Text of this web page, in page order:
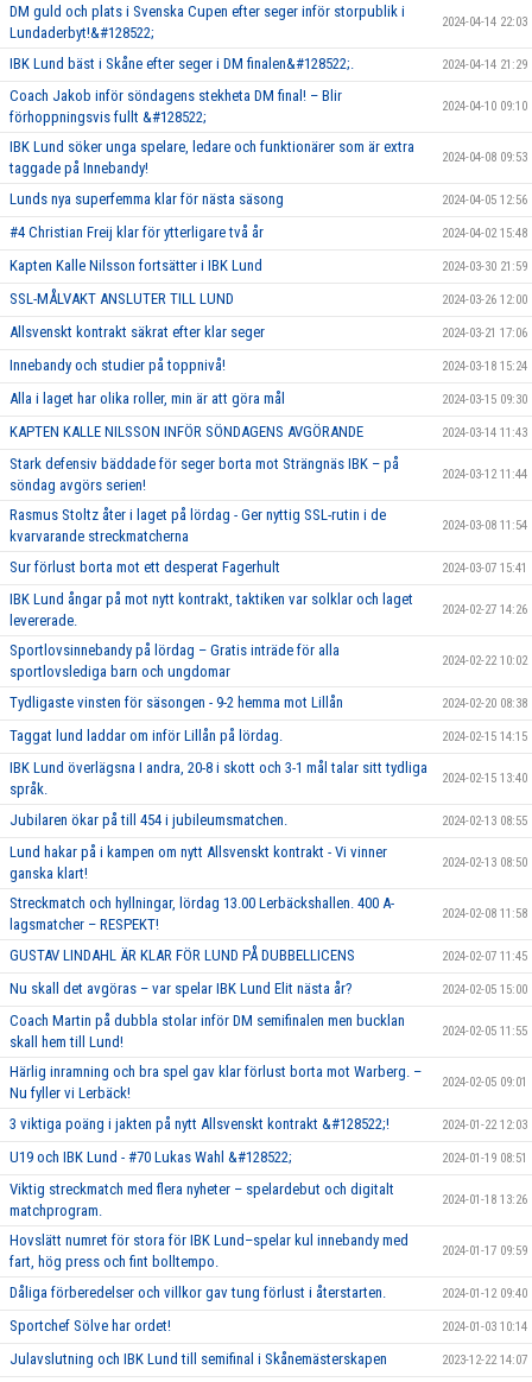
DM guld och plats i Svenska Cupen efter seger inför storpublik i
Lundaderbyt!&#128522;
2024-04-14 22:03
IBK Lund bäst i Skåne efter seger i DM finalen&#128522;. 2024-04-14 21:29
Coach Jakob inför söndagens stekheta DM final! – Blir
förhoppningsvis fullt &#128522;
2024-04-10 09:10
IBK Lund söker unga spelare, ledare och funktionärer som är extra
taggade på Innebandy!
2024-04-08 09:53
Lunds nya superfemma klar för nästa säsong 2024-04-05 12:56
#4 Christian Freij klar för ytterligare två år 2024-04-02 15:48
Kapten Kalle Nilsson fortsätter i IBK Lund 2024-03-30 21:59
SSL-MÅLVAKT ANSLUTER TILL LUND 2024-03-26 12:00
Allsvenskt kontrakt säkrat efter klar seger 2024-03-21 17:06
Innebandy och studier på toppnivå! 2024-03-18 15:24
Alla i laget har olika roller, min är att göra mål 2024-03-15 09:30
KAPTEN KALLE NILSSON INFÖR SÖNDAGENS AVGÖRANDE 2024-03-14 11:43
Stark defensiv bäddade för seger borta mot Strängnäs IBK – på
söndag avgörs serien!
2024-03-12 11:44
Rasmus Stoltz åter i laget på lördag - Ger nyttig SSL-rutin i de
kvarvarande streckmatcherna
2024-03-08 11:54
Sur förlust borta mot ett desperat Fagerhult 2024-03-07 15:41
IBK Lund ångar på mot nytt kontrakt, taktiken var solklar och laget
levererade.
2024-02-27 14:26
Sportlovsinnebandy på lördag – Gratis inträde för alla
sportlovslediga barn och ungdomar
2024-02-22 10:02
Tydligaste vinsten för säsongen - 9-2 hemma mot Lillån 2024-02-20 08:38
Taggat lund laddar om inför Lillån på lördag. 2024-02-15 14:15
IBK Lund överlägsna I andra, 20-8 i skott och 3-1 mål talar sitt tydliga
språk.
2024-02-15 13:40
Jubilaren ökar på till 454 i jubileumsmatchen. 2024-02-13 08:55
Lund hakar på i kampen om nytt Allsvenskt kontrakt - Vi vinner
ganska klart!
2024-02-13 08:50
Streckmatch och hyllningar, lördag 13.00 Lerbäckshallen. 400 A-
lagsmatcher – RESPEKT!
2024-02-08 11:58
GUSTAV LINDAHL ÄR KLAR FÖR LUND PÅ DUBBELLICENS 2024-02-07 11:45
Nu skall det avgöras – var spelar IBK Lund Elit nästa år? 2024-02-05 15:00
Coach Martin på dubbla stolar inför DM semifinalen men bucklan
skall hem till Lund!
2024-02-05 11:55
Härlig inramning och bra spel gav klar förlust borta mot Warberg. –
Nu fyller vi Lerbäck!
2024-02-05 09:01
3 viktiga poäng i jakten på nytt Allsvenskt kontrakt &#128522;! 2024-01-22 12:03
U19 och IBK Lund - #70 Lukas Wahl &#128522; 2024-01-19 08:51
Viktig streckmatch med flera nyheter – spelardebut och digitalt
matchprogram.
2024-01-18 13:26
Hovslätt numret för stora för IBK Lund–spelar kul innebandy med
fart, hög press och fint bolltempo.
2024-01-17 09:59
Dåliga förberedelser och villkor gav tung förlust i återstarten. 2024-01-12 09:40
Sportchef Sölve har ordet! 2024-01-03 10:14
Julavslutning och IBK Lund till semifinal i Skånemästerskapen 2023-12-22 14:07